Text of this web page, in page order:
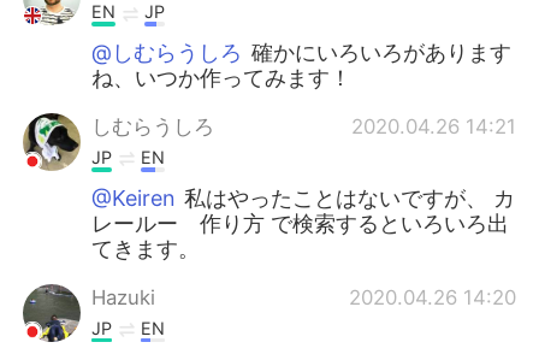
Türkçe
Português
EN JP
@しむらうしろ 確かにいろいろがあります
ね、いつか作ってみます！
しむらうしろ 2020.04.26 14:21
JP EN
@Keiren 私はやったことはないですが、 カ
レールー 作り方 で検索するといろいろ出
てきます。
Hazuki 2020.04.26 14:20
JP EN